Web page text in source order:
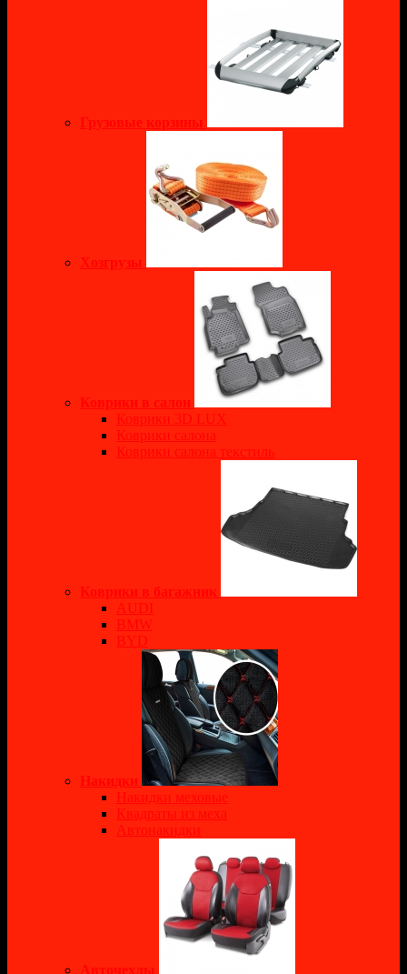
Грузовые корзины
Хозгрузы
Коврики в салон
Коврики 3D LUX
Коврики салона
Коврики салона текстиль
Коврики в багажник
AUDI
BMW
BYD
Накидки
Накидки меховые
Квадраты из меха
Автонакидки
Авточехлы